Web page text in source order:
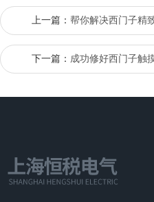
上一篇： 帮你解决西门子精
下一篇： 成功修好西门子触